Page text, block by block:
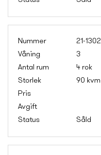
21-1302
3
4 rok
90 kvm
Såld